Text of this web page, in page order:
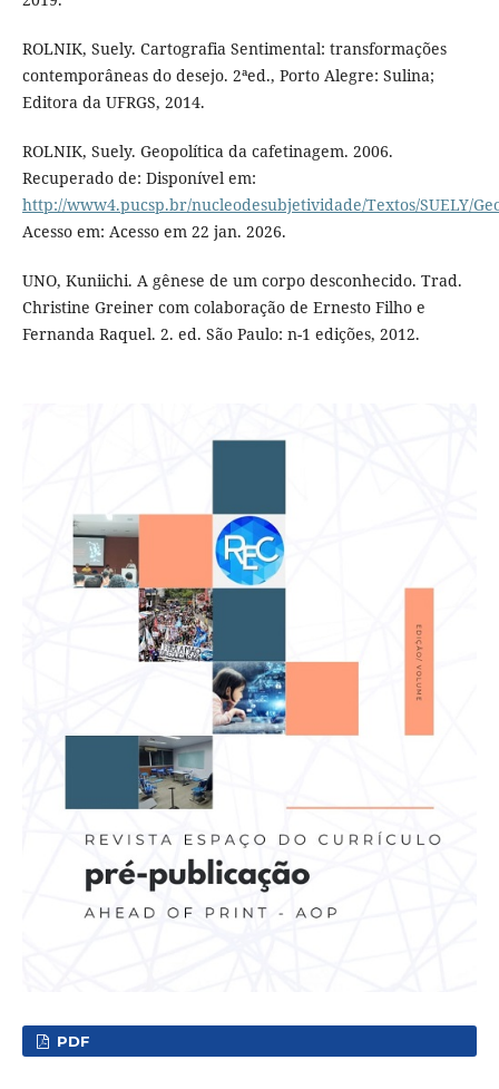
ROLNIK, Suely. Cartografia Sentimental: transformações
contemporâneas do desejo. 2ªed., Porto Alegre: Sulina;
Editora da UFRGS, 2014.
ROLNIK, Suely. Geopolítica da cafetinagem. 2006.
Recuperado de: Disponível em:
http://www4.pucsp.br/nucleodesubjetividade/Textos/SUELY/
Acesso em: Acesso em 22 jan. 2026.
UNO, Kuniichi. A gênese de um corpo desconhecido. Trad.
Christine Greiner com colaboração de Ernesto Filho e
Fernanda Raquel. 2. ed. São Paulo: n-1 edições, 2012.
PDF